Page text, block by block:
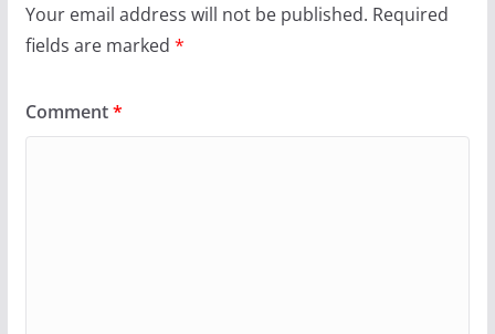
Your email address will not be published. Required
fields are marked *
Comment*